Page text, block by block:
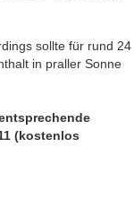
sollte für rund 24
in praller Sonne
(kostenlos